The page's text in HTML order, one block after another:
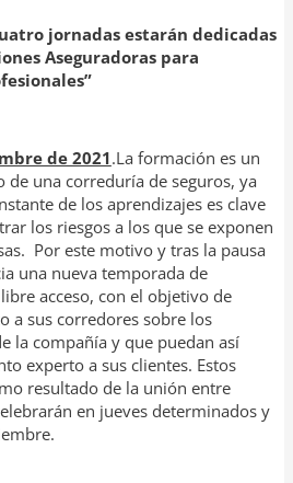
jornadas estarán dedicadas
Aseguradoras para
de 2021.La formación es un
de una correduría de seguros, ya
de los aprendizajes es clave
los riesgos a los que se exponen
Por este motivo y tras la pausa
una nueva temporada de
acceso, con el objetivo de
a sus corredores sobre los
la compañía y que puedan así
experto a sus clientes. Estos
resultado de la unión entre
en jueves determinados y